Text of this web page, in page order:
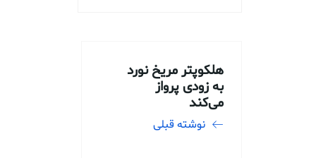
هلکوپتر مریخ نورد
به زودی پرواز
می‌کند
نوشته قبلی